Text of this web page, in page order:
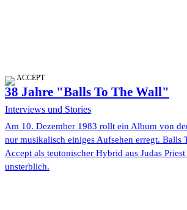
ACCEPT
38 Jahre "Balls To The Wall"
Interviews und Stories
Am 10. Dezember 1983 rollt ein Album von
nur musikalisch einiges Aufsehen erregt. Balls
Accept als teutonischer Hybrid aus Judas
unsterblich.